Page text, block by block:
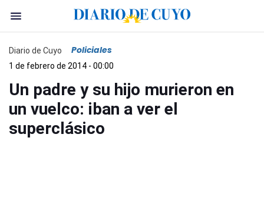
Diario de Cuyo Policiales
1 de febrero de 2014 - 00:00
Un padre y su hijo murieron en
un vuelco: iban a ver el
superclásico